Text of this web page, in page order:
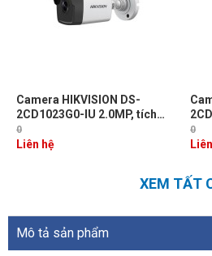
Camera HIKVISION DS-
2CD1023G0-IU 2.0MP, tích
hợp mic thu âm, hồng ngoại
30m
0
Liên hệ
hợp
30m
0
XEM TẤT
Mô tả sản phẩm